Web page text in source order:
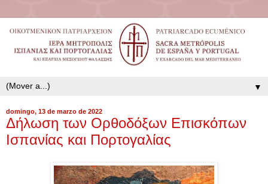
▼
domingo, 13 de marzo de 2022
Δήλωση των Ορθοδόξων Επισκόπων
Ισπανίας και Πορτογαλίας